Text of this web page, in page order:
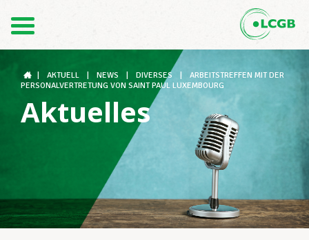
FR
Der LCGB
Gewerkschaftsstrukturen
Unterstützung im Arbeitsalltag
AKTUELL NEWS DIVERSES
ARBEITSTREFFEN MIT DER
PERSONALVERTRETUNG VON SAINT PAUL LUXEMBOURG
Aktuelles